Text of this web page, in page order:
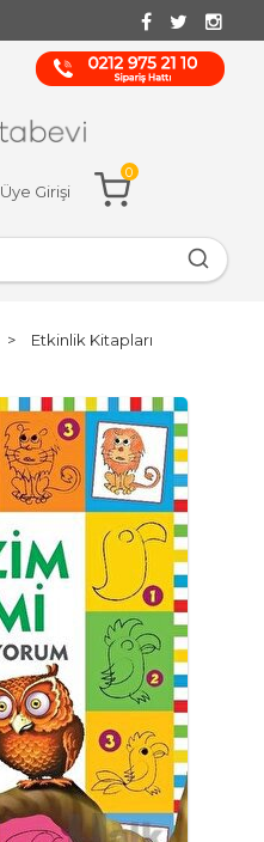
Üye Girişi
0
> Etkinlik Kitapları